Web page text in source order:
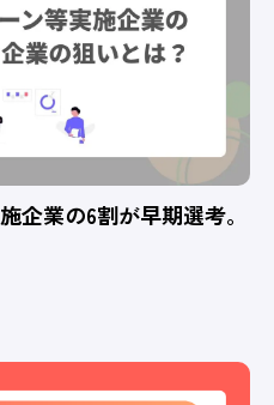
企業の6割が早期選考。